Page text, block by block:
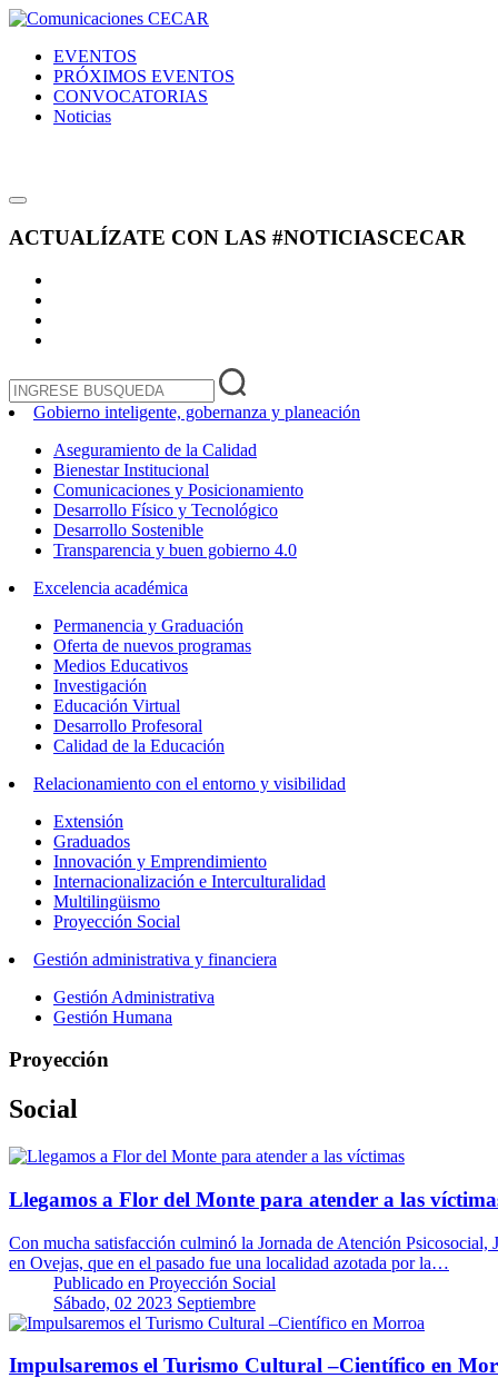
EVENTOS
PRÓXIMOS EVENTOS
CONVOCATORIAS
Noticias
ACTUALÍZATE CON LAS #NOTICIASCECAR
Gobierno inteligente, gobernanza y planeación
Aseguramiento de la Calidad
Bienestar Institucional
Comunicaciones y Posicionamiento
Desarrollo Físico y Tecnológico
Desarrollo Sostenible
Transparencia y buen gobierno 4.0
Excelencia académica
Permanencia y Graduación
Oferta de nuevos programas
Medios Educativos
Investigación
Educación Virtual
Desarrollo Profesoral
Calidad de la Educación
Relacionamiento con el entorno y visibilidad
Extensión
Graduados
Innovación y Emprendimiento
Internacionalización e Interculturalidad
Multilingüismo
Proyección Social
Gestión administrativa y financiera
Gestión Administrativa
Gestión Humana
Proyección
Social
Llegamos a Flor del Monte para atender a las
Con mucha satisfacción culminó la Jornada de Atención
en Ovejas, que en el pasado fue una localidad azotada por la…
Publicado en Proyección Social
Sábado, 02 2023 Septiembre
Impulsaremos el Turismo Cultural –Científico en